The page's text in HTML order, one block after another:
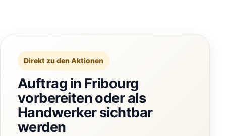
Direkt zu den Aktionen
Auftrag in Fribourg
vorbereiten oder als
Handwerker sichtbar
werden